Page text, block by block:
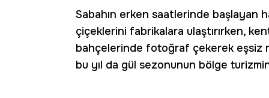
Sabahın erken saatlerinde başlayan
çiçeklerini fabrikalara ulaştırırken,
bahçelerinde fotoğraf çekerek eşsiz
bu yıl da gül sezonunun bölge